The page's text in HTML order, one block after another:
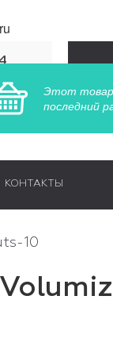
КОНТАКТЫ
10
Этот товар
последний